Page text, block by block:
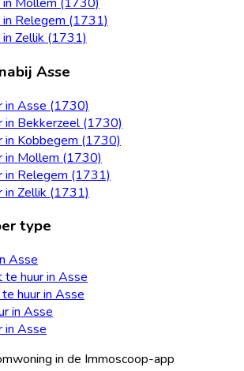
in Relegem (1731)
in Zellik (1731)
Asse
in Asse (1730)
in Bekkerzeel (1730)
in Kobbegem (1730)
in Mollem (1730)
in Relegem (1731)
in Zellik (1731)
type
Asse
huur in Asse
huur in Asse
in Asse
in Asse
in de Immoscoop-app